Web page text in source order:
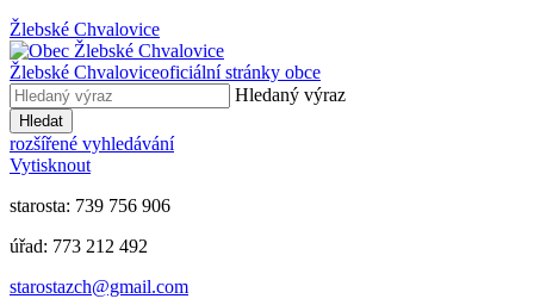
Žlebské Chvalovice
Žlebské Chvaloviceoficiální stránky obce
Hledaný výraz
Hledat
rozšířené vyhledávání
Vytisknout
starosta: 739 756 906
úřad: 773 212 492
​​​​starostazch@gmail.com